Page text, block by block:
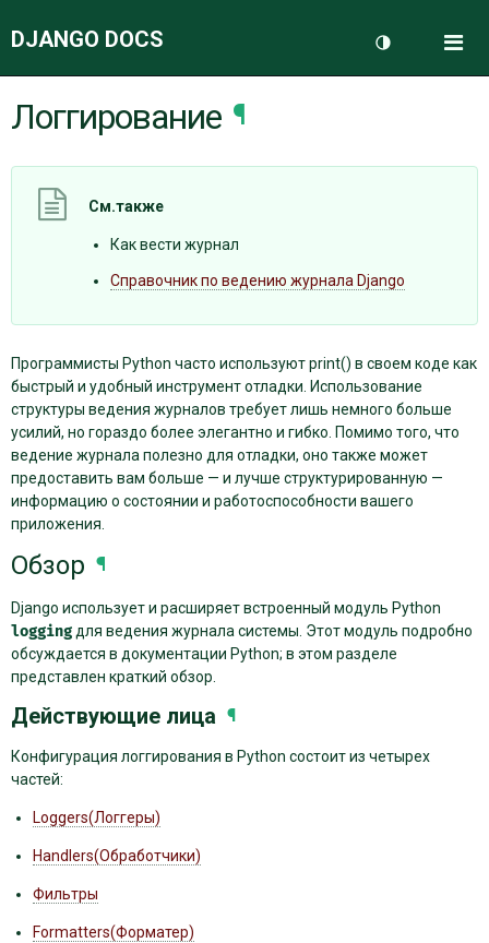
DJANGO DOCS
ДОКУМЕНТАЦИЯ
БЛОГ
Логгирование ¶
См.также
Как вести журнал
Справочник по ведению журнала Django
Программисты Python часто используют print() в своем коде как
быстрый и удобный инструмент отладки. Использование
структуры ведения журналов требует лишь немного больше
усилий, но гораздо более элегантно и гибко. Помимо того, что
ведение журнала полезно для отладки, оно также может
предоставить вам больше — и лучше структурированную —
информацию о состоянии и работоспособности вашего
приложения.
Обзор ¶
Django использует и расширяет встроенный модуль Python
loggingдля ведения журнала системы. Этот модуль подробно
обсуждается в документации Python; в этом разделе
представлен краткий обзор.
Действующие лица ¶
Конфигурация логгирования в Python состоит из четырех
частей:
Loggers(Логгеры)
Handlers(Обработчики)
Фильтры
Formatters(Форматер)